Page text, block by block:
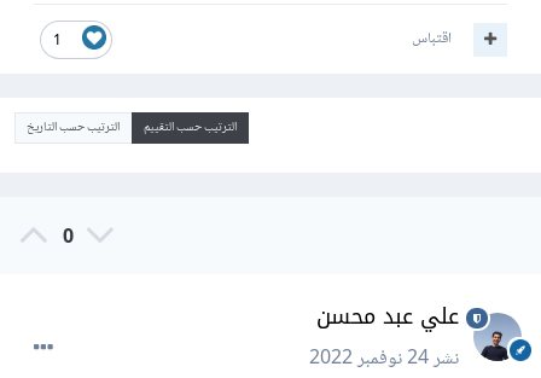
1 اقتباس
الترتيب حسب التقييم الترتيب حسب التاريخ
0
علي عبد محسن
نشر24 نوفمبر 2022